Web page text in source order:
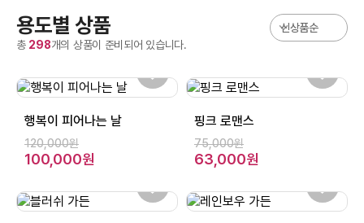
용도별 상품
총 298개의 상품이 준비되어 있습니다.
행복이 피어나는 날
120,000원
100,000원
핑크 로맨스
75,000원
63,000원